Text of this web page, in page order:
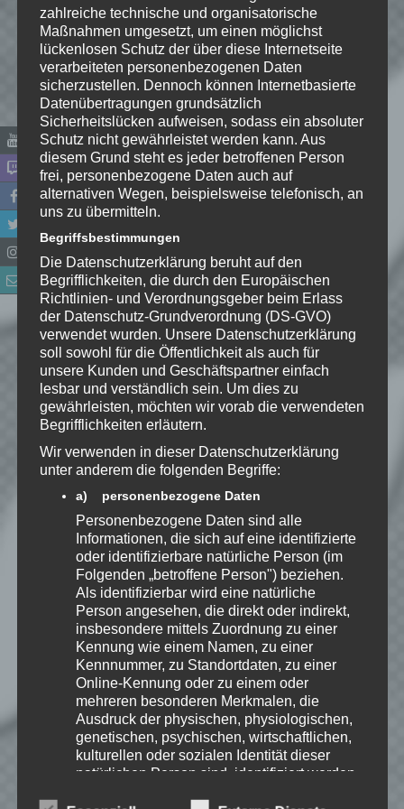
Name*
E-Mail-Adresse*
Website
* Ich habe die
Kenntnis genommen. Ich stimme
zu, dass meine Angaben dauerhaft
gespeichert werden.
Benachrichtige mich über
nachfolgende Kommentare via E-
Mail.
Benachrichtige mich über neue
Beiträge via E-Mail.
Speedy
Ich spiele leidenschaftlich
gerne Strategie, Aufbau und
Puzzle-Spiele. Als Gründer
von Kellerkind.org biete ich
Berichte zu meinen Spiele-Favoriten und
Tutorials zu Themen rund um Web-
Entwicklung.
Erfahre mehr über Speedy auf:
zahlreiche technische und organisatorische
Maßnahmen umgesetzt, um einen möglichst
lückenlosen Schutz der über diese Internetseite
verarbeiteten personenbezogenen Daten
sicherzustellen. Dennoch können Internetbasierte
Datenübertragungen grundsätzlich
Sicherheitslücken aufweisen, sodass ein absoluter
Schutz nicht gewährleistet werden kann. Aus
diesem Grund steht es jeder betroffenen Person
frei, personenbezogene Daten auch auf
alternativen Wegen, beispielsweise telefonisch, an
uns zu übermitteln.
Begriffsbestimmungen
Die Datenschutzerklärung beruht auf den
Begrifflichkeiten, die durch den Europäischen
Richtlinien- und Verordnungsgeber beim Erlass
der Datenschutz-Grundverordnung (DS-GVO)
verwendet wurden. Unsere Datenschutzerklärung
soll sowohl für die Öffentlichkeit als auch für
unsere Kunden und Geschäftspartner einfach
lesbar und verständlich sein. Um dies zu
gewährleisten, möchten wir vorab die verwendeten
Begrifflichkeiten erläutern.
Wir verwenden in dieser Datenschutzerklärung
unter anderem die folgenden Begriffe:
a) personenbezogene Daten
Personenbezogene Daten sind alle
Informationen, die sich auf eine identifizierte
oder identifizierbare natürliche Person (im
Folgenden „betroffene Person") beziehen.
Als identifizierbar wird eine natürliche
Person angesehen, die direkt oder indirekt,
insbesondere mittels Zuordnung zu einer
Kennung wie einem Namen, zu einer
Kennnummer, zu Standortdaten, zu einer
Online-Kennung oder zu einem oder
mehreren besonderen Merkmalen, die
Ausdruck der physischen, physiologischen,
genetischen, psychischen, wirtschaftlichen,
kulturellen oder sozialen Identität dieser
natürlichen Person sind, identifiziert werden